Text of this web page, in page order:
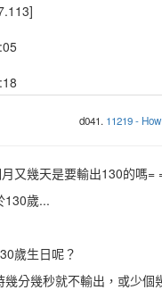
d041. 11219 -
又幾天是要輸出130的嗎=
130歲...
歲生日呢？
分幾秒就不輸出，或少個